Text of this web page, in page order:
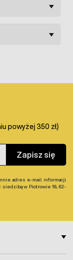
standardowych
powyżej 350 zł)
Zapisz się
adres e-mail informacji
siedzibą w Piotrowie 18, 62-